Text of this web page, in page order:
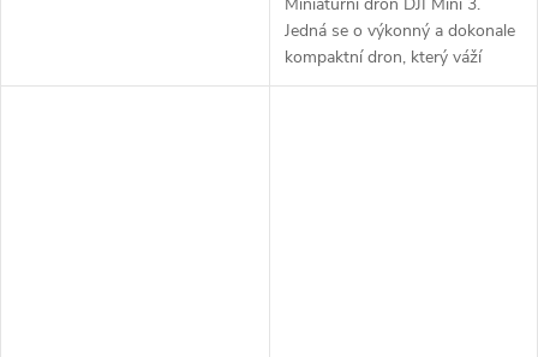
Jedná se o výkonný a dokonale
kompaktní dron, který váží
méně než 249...